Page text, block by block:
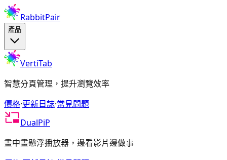
RabbitPair
產品
VertiTab
智慧分頁管理，提升瀏覽效率
價格·更新日誌·常見問題
DualPiP
畫中畫懸浮播放器，邊看影片邊做事